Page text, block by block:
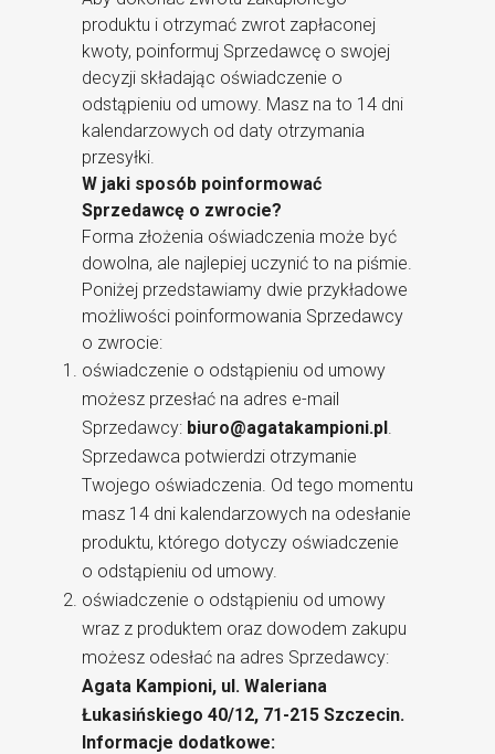
produktu i otrzymać zwrot zapłaconej
kwoty, poinformuj Sprzedawcę o swojej
decyzji składając oświadczenie o
odstąpieniu od umowy. Masz na to 14 dni
kalendarzowych od daty otrzymania
przesyłki.
W jaki sposób poinformować
Sprzedawcę o zwrocie?
Forma złożenia oświadczenia może być
dowolna, ale najlepiej uczynić to na piśmie.
Poniżej przedstawiamy dwie przykładowe
możliwości poinformowania Sprzedawcy
o zwrocie:
oświadczenie o odstąpieniu od umowy
możesz przesłać na adres e-mail
Sprzedawcy: biuro@agatakampioni.pl.
Sprzedawca potwierdzi otrzymanie
Twojego oświadczenia. Od tego momentu
masz 14 dni kalendarzowych na odesłanie
produktu, którego dotyczy oświadczenie
o odstąpieniu od umowy.
oświadczenie o odstąpieniu od umowy
wraz z produktem oraz dowodem zakupu
możesz odesłać na adres Sprzedawcy:
Agata Kampioni, ul. Waleriana
Łukasińskiego 40/12, 71-215 Szczecin.
Informacje dodatkowe: